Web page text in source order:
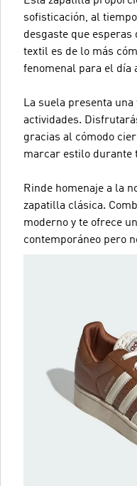
sofisticación, al
desgaste que
textil es de lo más
fenomenal para el día
La suela presenta
actividades.
gracias al cómodo
marcar estilo durante
Rinde homenaje a la
zapatilla clásica.
moderno y te ofrece
contemporáneo pero